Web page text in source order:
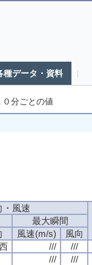
種データ・資料
０分ごとの値
・風速
最大瞬間
風速(m/s)
風向
/// ///
/// ///